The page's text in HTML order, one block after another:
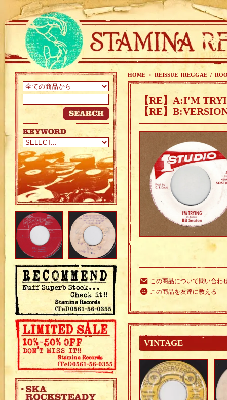
HOME > REISSUE [REGGAE /
【RE】A:I'M
【RE】
この商品について問い合わ
この商品を友達に教える
VINTAGE